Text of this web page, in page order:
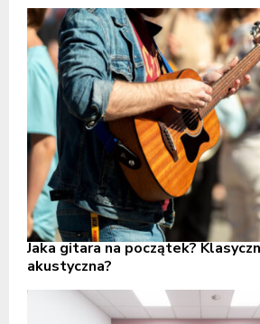
Jaka gitara na początek?
akustyczna?